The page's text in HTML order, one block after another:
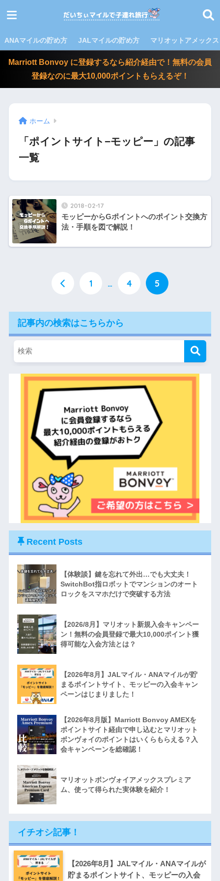
ANAマイルの貯め方 JALマイルの貯め方 マリオットアメック
Marriott Bonvoy に登録するなら紹介経由で！無料の会員
登録なのに最大10,000ポイントもらえるぞ！
ホーム
「ポイントサイト−モッピー」の記事
一覧
2018-02-17
モッピーからGポイントへのポイント交換方
法・手順を図で解説！
1 … 4 5
記事内の検索はこちらから
Recent Posts
【体験談】鍵を忘れて外出…でも大丈夫！
SwitchBot指ロボットでマンションのオート
ロックをスマホだけで突破する方法
【2026/8月】マリオット新規入会キャンペー
ン！無料の会員登録で最大10,000ポイント獲
得可能な入会方法とは？
【2026年8月】JALマイル・ANAマイルが貯
まるポイントサイト、モッピーの入会キャン
ペーンはじまりました！
【2026年8月版】Marriott Bonvoy AMEXを
ポイントサイト経由で申し込むとマリオット
ボンヴォイのポイントはいくらもらえる？入
会キャンペーンを総確認！
マリオットボンヴォイアメックスプレミア
ム、使って得られた実体験を紹介！
イチオシ記事！
【2026年8月】JALマイル・ANAマイルが
貯まるポイントサイト、モッピーの入会